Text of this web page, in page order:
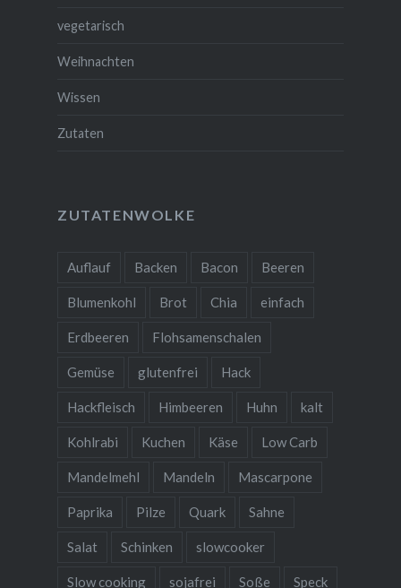
vegetarisch
Weihnachten
Wissen
Zutaten
ZUTATENWOLKE
Auflauf Backen Bacon Beeren
Blumenkohl Brot Chia einfach
Erdbeeren Flohsamenschalen
Gemüse glutenfrei Hack
Hackfleisch Himbeeren Huhn kalt
Kohlrabi Kuchen Käse Low Carb
Mandelmehl Mandeln Mascarpone
Paprika Pilze Quark Sahne
Salat Schinken slowcooker
Slow cooking sojafrei Soße Speck